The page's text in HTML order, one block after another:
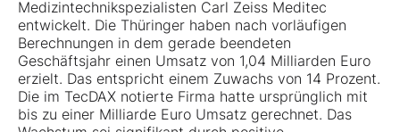
Medizintechnikspezialisten Carl Zeiss Meditec
entwickelt. Die Thüringer haben nach vorläufigen
Berechnungen in dem gerade beendeten
Geschäftsjahr einen Umsatz von 1,04 Milliarden Euro
erzielt. Das entspricht einem Zuwachs von 14 Prozent.
Die im TecDAX notierte Firma hatte ursprünglich mit
bis zu einer Milliarde Euro Umsatz gerechnet. Das